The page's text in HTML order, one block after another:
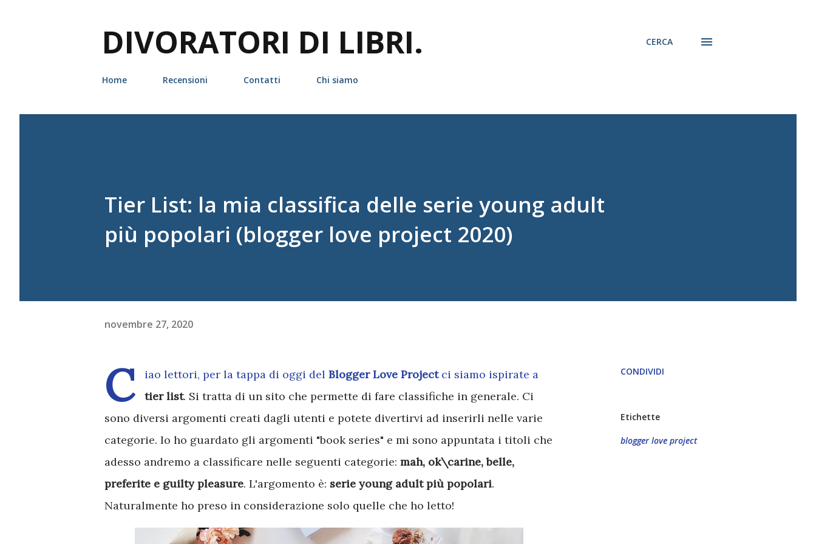
DIVORATORI DI LIBRI. CERCA
Home Recensioni Contatti Chi siamo
Tier List: la mia classifica delle serie young adult
più popolari (blogger love project 2020)
novembre 27, 2020
C iao lettori, per la tappa di oggi del Blogger Love Projectci siamo ispirate a
tier list. Si tratta di un sito che permette di fare classifiche in generale. Ci
sono diversi argomenti creati dagli utenti e potete divertirvi ad inserirli nelle varie
categorie. Io ho guardato gli argomenti "book series" e mi sono appuntata i titoli che
adesso andremo a classificare nelle seguenti categorie: mah, ok\carine, belle,
preferite e guilty pleasure. L'argomento è: serie young adult più popolari.
Naturalmente ho preso in considerazione solo quelle che ho letto!
CONDIVIDI
Etichette
blogger love project